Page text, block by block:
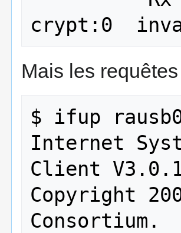
Mais les
$ ifup
Internet
Client
Copyright
Consortium.